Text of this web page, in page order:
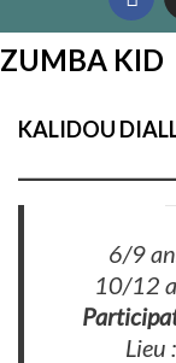
ZUMBA KID
KALIDOU
6/9
10/12
Lieu